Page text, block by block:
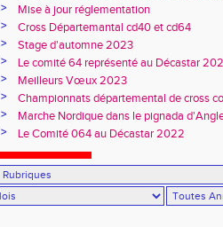
>
Mise à jour réglementation
>
Cross Départemantal cd40 et cd64
>
Stage d'automne 2023
>
Le comité 64 représenté au Décastar
>
Meilleurs Vœux 2023
>
Championnats départemental de cross
>
Marche Nordique dans le pignada
> Le Comité 064 au Décastar 2022